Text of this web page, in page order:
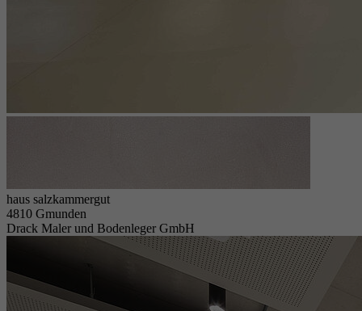
haus salzkammergut
4810 Gmunden
Drack Maler und Bodenleger GmbH